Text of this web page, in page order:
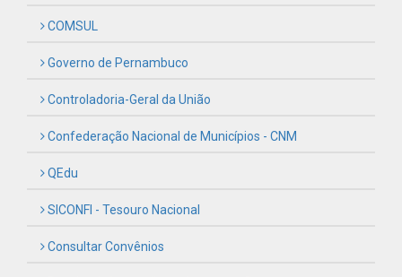
Hora:06:42/Domingo,09 de agosto de
Rua Urbano Barbosa, s/n, Centro - CEP: 55.715-000
(81) 99645-2662